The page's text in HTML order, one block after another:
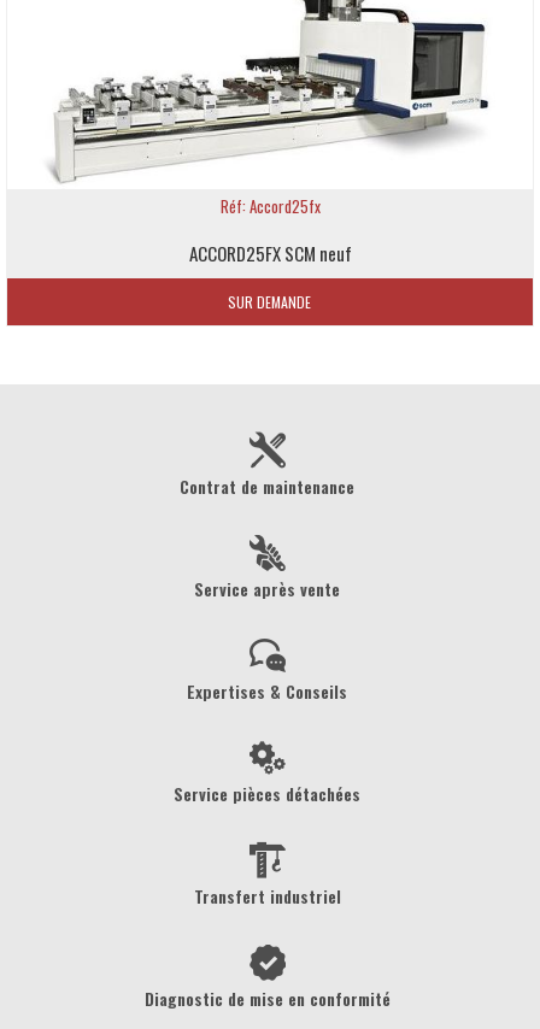
Réf: Accord25fx
ACCORD25FX SCM neuf
SUR DEMANDE
Contrat de maintenance
Service après vente
Expertises & Conseils
Service pièces détachées
Transfert industriel
Diagnostic de mise en conformité